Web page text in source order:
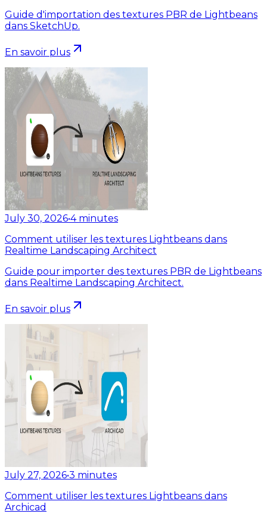
Guide d'importation des textures PBR de Lightbeans
dans SketchUp.
En savoir plus
July 30, 2026•4 minutes
Comment utiliser les textures Lightbeans dans
Realtime Landscaping Architect
Guide pour importer des textures PBR de Lightbeans
dans Realtime Landscaping Architect.
En savoir plus
July 27, 2026•3 minutes
Comment utiliser les textures Lightbeans dans
Archicad